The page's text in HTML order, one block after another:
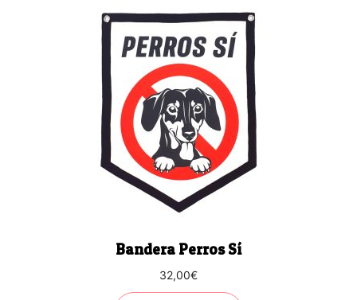
Bandera Perros Sí
32,00€